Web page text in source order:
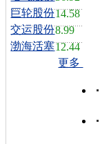
巨轮股份14.58
交运股份8.99
渤海活塞12.44
更多